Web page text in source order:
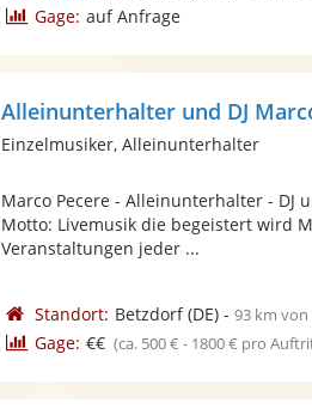
Gage: auf Anfrage
Alleinunterhalter und DJ
Einzelmusiker, Alleinunterhalter
Marco Pecere - Alleinunterhalter - DJ
Motto: Livemusik die begeistert wird
Veranstaltungen jeder ...
Standort: Betzdorf(DE)- 93 km
Gage: €€ (ca. 500 € - 1800 € pro